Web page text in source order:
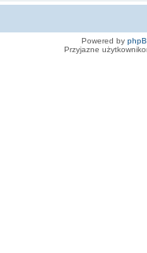
Powered by
Przyjazne